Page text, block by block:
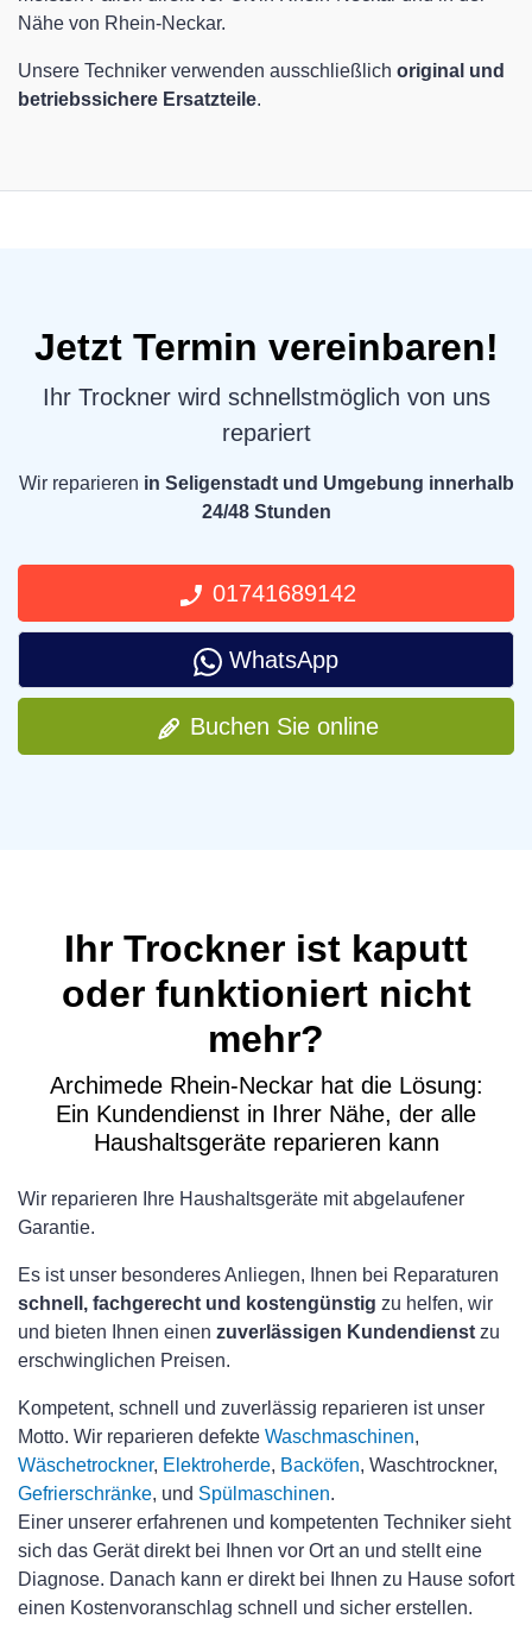
Nähe von Rhein-Neckar.
Unsere Techniker verwenden ausschließlich original und
betriebssichere Ersatzteile.
Jetzt Termin vereinbaren!
Ihr Trockner wird schnellstmöglich von uns
repariert
Wir reparieren in Seligenstadt und Umgebung innerhalb
24/48 Stunden
01741689142
WhatsApp
Buchen Sie online
Ihr Trockner ist kaputt
oder funktioniert nicht
mehr?
Archimede Rhein-Neckar hat die Lösung:
Ein Kundendienst in Ihrer Nähe, der alle
Haushaltsgeräte reparieren kann
Wir reparieren Ihre Haushaltsgeräte mit abgelaufener
Garantie.
Es ist unser besonderes Anliegen, Ihnen bei Reparaturen
schnell, fachgerecht und kostengünstig zu helfen, wir
und bieten Ihnen einen zuverlässigen Kundendienst zu
erschwinglichen Preisen.
Kompetent, schnell und zuverlässig reparieren ist unser
Motto. Wir reparieren defekte Waschmaschinen,
Wäschetrockner, Elektroherde, Backöfen, Waschtrockner,
Gefrierschränke, und Spülmaschinen.
Einer unserer erfahrenen und kompetenten Techniker sieht
sich das Gerät direkt bei Ihnen vor Ort an und stellt eine
Diagnose. Danach kann er direkt bei Ihnen zu Hause sofort
einen Kostenvoranschlag schnell und sicher erstellen.